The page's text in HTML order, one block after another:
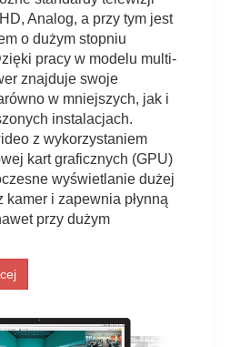
Analog, a przy tym jest
o dużym stopniu
pracy w modelu multi-
znajduje swoje
w mniejszych, jak i
instalacjach.
z wykorzystaniem
kart graficznych (GPU)
wyświetlanie dużej
kamer i zapewnia płynną
przy dużym